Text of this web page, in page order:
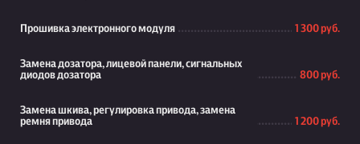
Прошивка электронного модуля 1 300 руб.
Замена дозатора, лицевой панели, сигнальных
диодов дозатора
800 руб.
Замена шкива, регулировка привода, замена
ремня привода
1 200 руб.